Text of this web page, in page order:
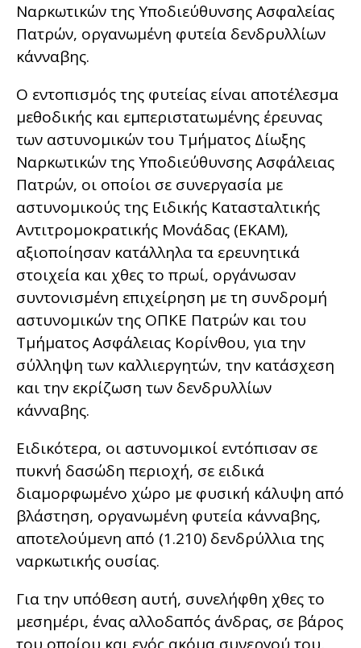
Ναρκωτικών της Υποδιεύθυνσης Ασφαλείας
Πατρών, οργανωμένη φυτεία δενδρυλλίων
κάνναβης.
Ο εντοπισμός της φυτείας είναι αποτέλεσμα
μεθοδικής και εμπεριστατωμένης έρευνας
των αστυνομικών του Τμήματος Δίωξης
Ναρκωτικών της Υποδιεύθυνσης Ασφάλειας
Πατρών, οι οποίοι σε συνεργασία με
αστυνομικούς της Ειδικής Κατασταλτικής
Αντιτρομοκρατικής Μονάδας (ΕΚΑΜ),
αξιοποίησαν κατάλληλα τα ερευνητικά
στοιχεία και χθες το πρωί, οργάνωσαν
συντονισμένη επιχείρηση με τη συνδρομή
αστυνομικών της ΟΠΚΕ Πατρών και του
Τμήματος Ασφάλειας Κορίνθου, για την
σύλληψη των καλλιεργητών, την κατάσχεση
και την εκρίζωση των δενδρυλλίων
κάνναβης.
Ειδικότερα, οι αστυνομικοί εντόπισαν σε
πυκνή δασώδη περιοχή, σε ειδικά
διαμορφωμένο χώρο με φυσική κάλυψη από
βλάστηση, οργανωμένη φυτεία κάνναβης,
αποτελούμενη από (1.210) δενδρύλλια της
ναρκωτικής ουσίας.
Για την υπόθεση αυτή, συνελήφθη χθες το
μεσημέρι, ένας αλλοδαπός άνδρας, σε βάρος